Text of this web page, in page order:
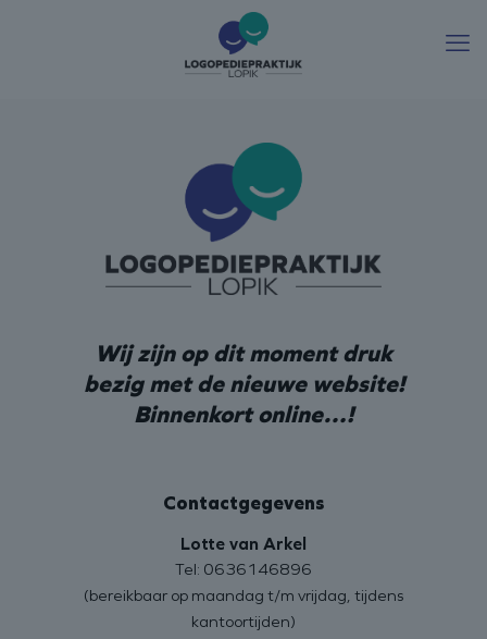
Wij zijn op dit moment druk
bezig met de nieuwe website!
Binnenkort online…!
Contactgegevens
Lotte van Arkel
Tel: 0636146896
(bereikbaar op maandag t/m vrijdag, tijdens
kantoortijden)